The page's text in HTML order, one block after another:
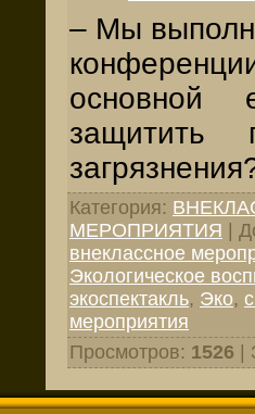
– Мы
основной
защитить
Категория:
МЕРОПРИЯТИЯ |
внеклассное
Экологическое
экоспектакль, Эко,
мероприятия
Просмотров: 1526 |